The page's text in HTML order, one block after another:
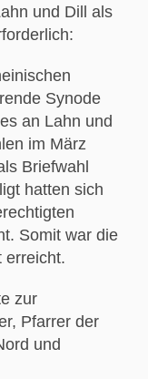
und Dill als
Synode
an Lahn und
im März
Briefwahl
hatten sich
Somit war die
erreicht.
zur
Pfarrer der
und